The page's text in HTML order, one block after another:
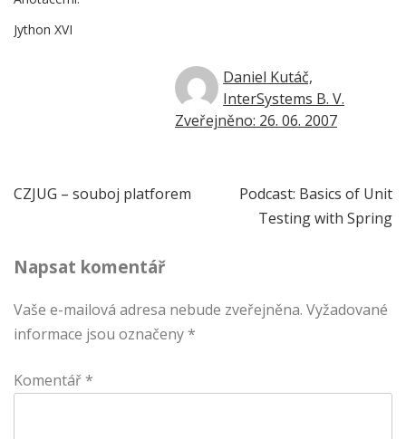
Jython XVI
Daniel Kutáč,
InterSystems B. V.
Zveřejněno: 26. 06. 2007
Navigace
příspěvek
CZJUG – souboj platforem
Podcast: Basics of Unit
Testing with Spring
Napsat komentář
Vaše e-mailová adresa nebude zveřejněna. Vyžadované
informace jsou označeny *
Komentář *